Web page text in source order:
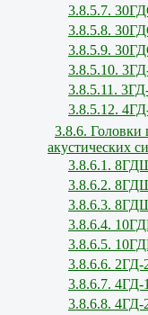
3.8.5.7.
3.8.5.8.
3.8.5.9.
3.8.5.10.
3.8.5.11.
3.8.5.12.
3.8.6. Головки
акустических
3.8.6.1.
3.8.6.2.
3.8.6.3.
3.8.6.4.
3.8.6.5.
3.8.6.6. 2ГД-
3.8.6.7. 4ГД-
3.8.6.8. 4ГД-